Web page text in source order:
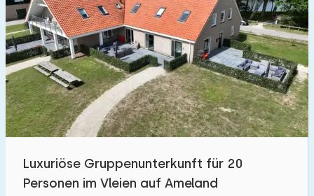
Luxuriöse Gruppenunterkunft für 20
Personen im Vleien auf Ameland